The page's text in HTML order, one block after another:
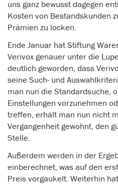
uns ganz bewusst dagegen
Kosten von Bestandskunden
Prämien zu locken.
Ende Januar hat Stiftung
Verivox genauer unter die
deutlich geworden, dass
seine Such- und
man nun die Standardsuche,
Einstellungen vorzunehmen
treffen, erhält man nun nicht
Vergangenheit gewohnt, den
Stelle.
Außerdem werden in der
einberechnet, was auf den
Preis vorgaukelt. Weiterhin